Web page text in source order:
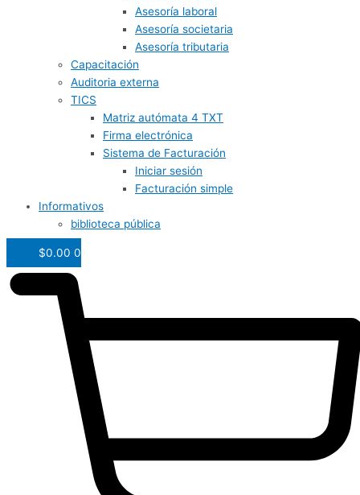
Asesoría laboral
Asesoría societaria
Asesoría tributaria
Capacitación
Auditoria externa
TICS
Matriz autómata 4 TXT
Firma electrónica
Sistema de Facturación
Iniciar sesión
Facturación simple
Informativos
biblioteca pública
$0.00 0